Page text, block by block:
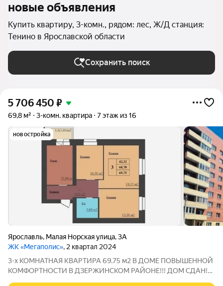
новые объявления
Купить квартиру, 3-комн., рядом: лес, Ж/Д станция:
Тенино в Ярославской области
Сохранить поиск
5 706 450 ₽
69,8 м² 3-комн. квартира 7 этаж из 16
новостройка
Ярославль, Малая Норская улица,3А
ЖК «Мегаполис», 2 квартал 2024
3-х КОМНАТНАЯ КВАРТИРА 69.75 м2 В ДОМЕ ПОВЫШЕННОЙ
КОМФОРТНОСТИ В ДЗЕРЖИНСКОМ РАЙОНЕ!!! ДОМ СДАН!